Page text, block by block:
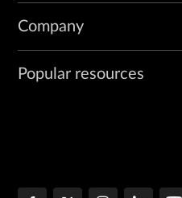
Company
Popular resources